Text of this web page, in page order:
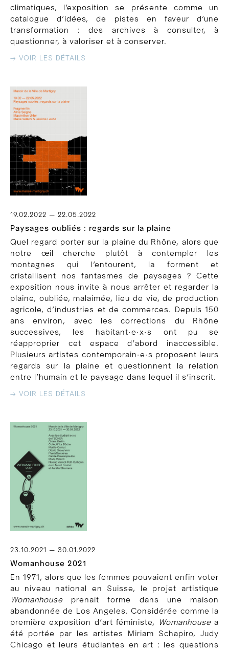
climatiques, l’exposition se présente comme un
catalogue d’idées, de pistes en faveur d’une
transformation : des archives à consulter, à
questionner, à valoriser et à conserver.
→ VOIR LES DÉTAILS
19.02.2022 — 22.05.2022
Paysages oubliés : regards sur la plaine
Quel regard porter sur la plaine du Rhône, alors que
notre œil cherche plutôt à contempler les
montagnes qui l’entourent, la forment et
cristallisent nos fantasmes de paysages ? Cette
exposition nous invite à nous arrêter et regarder la
plaine, oubliée, malaimée, lieu de vie, de production
agricole, d’industries et de commerces. Depuis 150
ans environ, avec les corrections du Rhône
successives, les habitant·e·x·s ont pu se
réapproprier cet espace d’abord inaccessible.
Plusieurs artistes contemporain·e·s proposent leurs
regards sur la plaine et questionnent la relation
entre l’humain et le paysage dans lequel il s’inscrit.
→ VOIR LES DÉTAILS
23.10.2021 — 30.01.2022
Womanhouse 2021
En 1971, alors que les femmes pouvaient enfin voter
au niveau national en Suisse, le projet artistique
Womanhouse prenait forme dans une maison
abandonnée de Los Angeles. Considérée comme la
première exposition d’art féministe,
Womanhousea
été portée par les artistes Miriam Schapiro, Judy
Chicago et leurs étudiantes en art : les questions